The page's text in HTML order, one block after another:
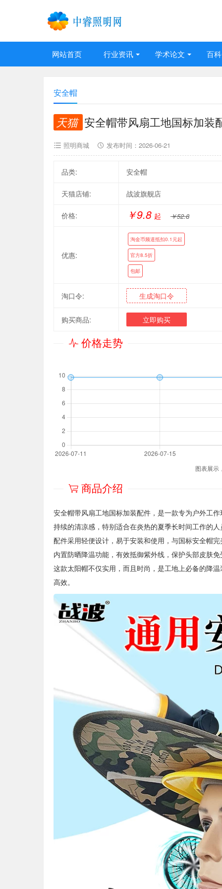
网站首页 行业资讯 学术论文 百
安全帽
天猫 安全帽带风扇工地国标加装
照明商城 发布时间： 2026-06-21
品类: 安全帽
天猫店铺: 战波旗舰店
价格: ￥9.8 起 ￥52.8
优惠:
淘金币频道抵扣0.1元起
官方8.5折
包邮
淘口令: 生成淘口令
购买商品: 立即购买
价格走势
图表展示
商品介绍
安全帽带风扇工地国标加装配件，是一款专为户外工
持续的清凉感，特别适合在炎热的夏季长时间工作的人
配件采用轻便设计，易于安装和使用，与国标安全帽
内置防晒降温功能，有效抵御紫外线，保护头部皮肤
这款太阳帽不仅实用，而且时尚，是工地上必备的降
高效。